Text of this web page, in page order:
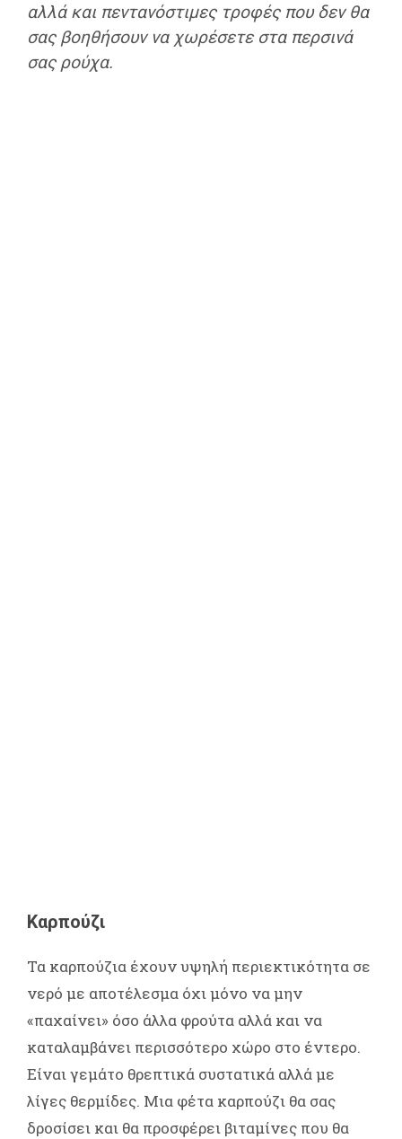
αλλά και πεντανόστιμες τροφές που δεν θα
σας βοηθήσουν να χωρέσετε στα περσινά
σας ρούχα.
Καρπούζι
Τα καρπούζια έχουν υψηλή περιεκτικότητα σε
νερό με αποτέλεσμα όχι μόνο να μην
«παχαίνει» όσο άλλα φρούτα αλλά και να
καταλαμβάνει περισσότερο χώρο στο έντερο.
Είναι γεμάτο θρεπτικά συστατικά αλλά με
λίγες θερμίδες. Μια φέτα καρπούζι θα σας
δροσίσει και θα προσφέρει βιταμίνες που θα